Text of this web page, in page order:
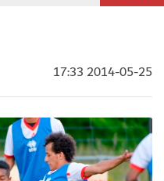
2014-05-25 17:33